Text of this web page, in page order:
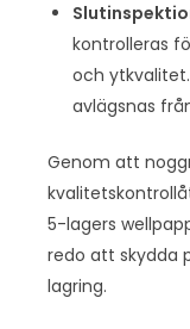
kontrolleras
och
avlägsnas
Genom att
5-lagers
redo att skydda
lagring.